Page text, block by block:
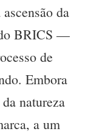
da
BRICS —
de
Embora
natureza
a um